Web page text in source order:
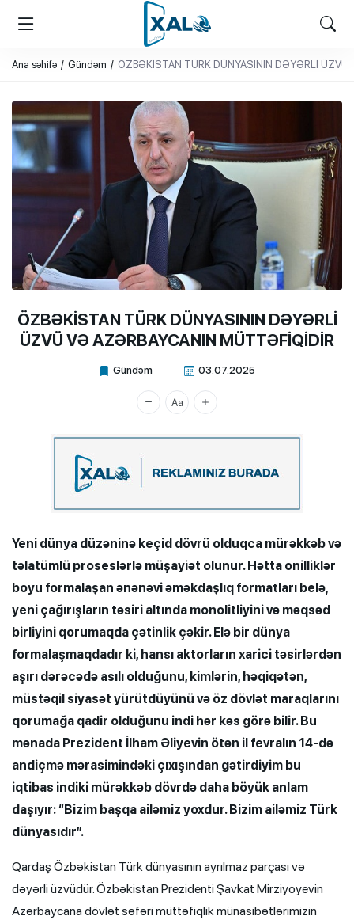
XALQ.ONLINE
ONLAYN PLATFORMA
Ana səhifə Gündəm ÖZBƏKİSTAN TÜRK DÜNYASININ DƏYƏRLİ
ÖZBƏKİSTAN TÜRK DÜNYASININ DƏYƏRLİ
ÜZVÜ VƏ AZƏRBAYCANIN MÜTTƏFİQİDİR
Gündəm 03.07.2025
Xalq.Online
Yeni dünya düzəninə keçid dövrü olduqca mürəkkəb və
təlatümlü proseslərlə müşayiət olunur. Hətta onilliklər
boyu formalaşan ənənəvi əməkdaşlıq formatları belə,
yeni çağırışların təsiri altında monolitliyini və məqsəd
birliyini qorumaqda çətinlik çəkir. Elə bir dünya
formalaşmaqdadır ki, hansı aktorların xarici təsirlərdən
aşırı dərəcədə asılı olduğunu, kimlərin, həqiqətən,
müstəqil siyasət yürütdüyünü və öz dövlət maraqlarını
qorumağa qadir olduğunu indi hər kəs görə bilir. Bu
mənada Prezident İlham Əliyevin ötən il fevralın 14-də
andiçmə mərasimindəki çıxışından gətirdiyim bu
iqtibas indiki mürəkkəb dövrdə daha böyük anlam
daşıyır: “Bizim başqa ailəmiz yoxdur. Bizim ailəmiz Türk
dünyasıdır”.
Qardaş Özbəkistan Türk dünyasının ayrılmaz parçası və
dəyərli üzvüdür. Özbəkistan Prezidenti Şavkat Mirziyoyevin
Azərbaycana dövlət səfəri müttəfiqlik münasibətlərimizin